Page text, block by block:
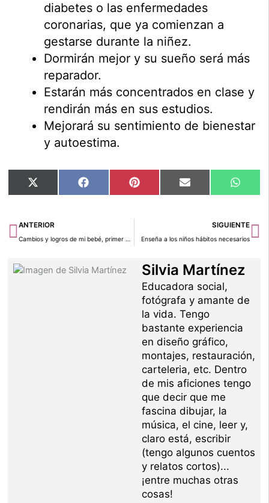
diabetes o las enfermedades
coronarias, que ya comienzan a
gestarse durante la niñez.
Dormirán mejor y su sueño será más
reparador.
Estarán más concentrados en clase y
rendirán más en sus estudios.
Mejorará su sentimiento de bienestar
y autoestima.
Compartir
en
X
(Twitter)
Compartir
en
Facebook Compartir
en
Pinterest Compartir
en
Email
en
Ant
ANTERIOR
Cambios y logros de mi bebé, primer y segundo mes
SIGUIENTE
Enseña a los niños hábitos necesarios
Silvia Martínez
Educadora social,
fotógrafa y amante de
la vida. Tengo
bastante experiencia
en diseño gráfico,
montajes, restauración,
carteleria, etc. Dentro
de mis aficiones tengo
que decir que me
fascina dibujar, la
música, el cine, leer y,
claro está, escribir
(tengo algunos cuentos
y relatos cortos)...
¡entre muchas otras
cosas!